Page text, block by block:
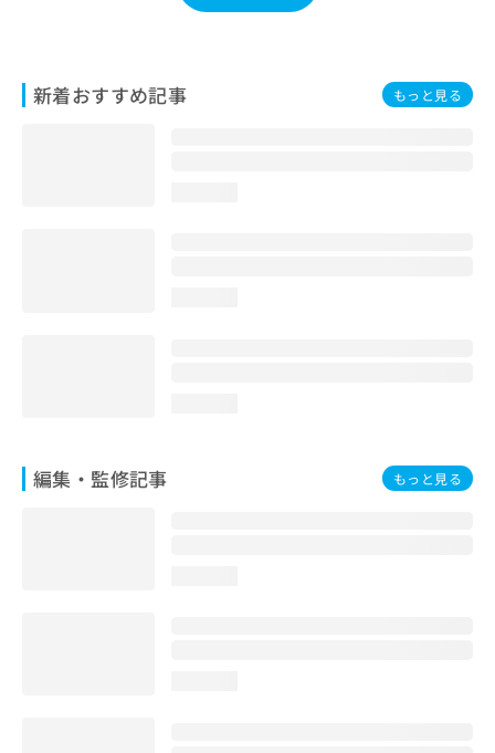
新着おすすめ記事 もっと見る
編集・監修記事 もっと見る
合
わ